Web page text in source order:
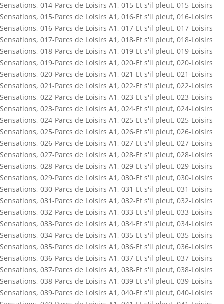
Sensations, 014-Parcs de Loisirs A1 , 015-Et s'il pleut, 015-Loisirs
Sensations, 015-Parcs de Loisirs A1 , 016-Et s'il pleut, 016-Loisirs
Sensations, 016-Parcs de Loisirs A1 , 017-Et s'il pleut, 017-Loisirs
Sensations, 017-Parcs de Loisirs A1 , 018-Et s'il pleut, 018-Loisirs
Sensations, 018-Parcs de Loisirs A1 , 019-Et s'il pleut, 019-Loisirs
Sensations, 019-Parcs de Loisirs A1 , 020-Et s'il pleut, 020-Loisirs
Sensations, 020-Parcs de Loisirs A1 , 021-Et s'il pleut, 021-Loisirs
Sensations, 021-Parcs de Loisirs A1 , 022-Et s'il pleut, 022-Loisirs
Sensations, 022-Parcs de Loisirs A1 , 023-Et s'il pleut, 023-Loisirs
Sensations, 023-Parcs de Loisirs A1 , 024-Et s'il pleut, 024-Loisirs
Sensations, 024-Parcs de Loisirs A1 , 025-Et s'il pleut, 025-Loisirs
Sensations, 025-Parcs de Loisirs A1 , 026-Et s'il pleut, 026-Loisirs
Sensations, 026-Parcs de Loisirs A1 , 027-Et s'il pleut, 027-Loisirs
Sensations, 027-Parcs de Loisirs A1 , 028-Et s'il pleut, 028-Loisirs
Sensations, 028-Parcs de Loisirs A1 , 029-Et s'il pleut, 029-Loisirs
Sensations, 029-Parcs de Loisirs A1 , 030-Et s'il pleut, 030-Loisirs
Sensations, 030-Parcs de Loisirs A1 , 031-Et s'il pleut, 031-Loisirs
Sensations, 031-Parcs de Loisirs A1 , 032-Et s'il pleut, 032-Loisirs
Sensations, 032-Parcs de Loisirs A1 , 033-Et s'il pleut, 033-Loisirs
Sensations, 033-Parcs de Loisirs A1 , 034-Et s'il pleut, 034-Loisirs
Sensations, 034-Parcs de Loisirs A1 , 035-Et s'il pleut, 035-Loisirs
Sensations, 035-Parcs de Loisirs A1 , 036-Et s'il pleut, 036-Loisirs
Sensations, 036-Parcs de Loisirs A1 , 037-Et s'il pleut, 037-Loisirs
Sensations, 037-Parcs de Loisirs A1 , 038-Et s'il pleut, 038-Loisirs
Sensations, 038-Parcs de Loisirs A1 , 039-Et s'il pleut, 039-Loisirs
Sensations, 039-Parcs de Loisirs A1 , 040-Et s'il pleut, 040-Loisirs